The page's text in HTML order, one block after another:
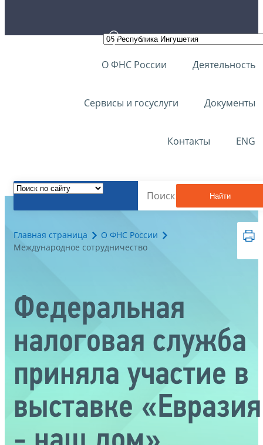
О ФНС России Деятельность
Сервисы и госуслуги Документы
Контакты ENG
Найти
Главная страница
О ФНС России
Международное сотрудничество
Федеральная
налоговая служба
приняла участие в
выставке «Евразия